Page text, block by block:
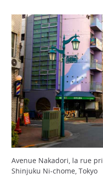
Avenue Nakadori, la rue
Shinjuku Ni-chome, Tokyo